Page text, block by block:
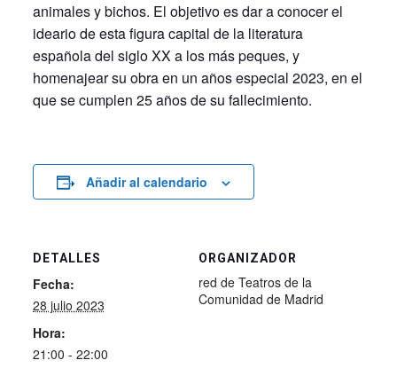
animales y bichos. El objetivo es dar a conocer el
ideario de esta figura capital de la literatura
española del siglo XX a los más peques, y
homenajear su obra en un años especial 2023, en el
que se cumplen 25 años de su fallecimiento.
Añadir al calendario
DETALLES
Fecha:
28 julio 2023
Hora:
21:00 - 22:00
ORGANIZADOR
red de Teatros de la
Comunidad de Madrid